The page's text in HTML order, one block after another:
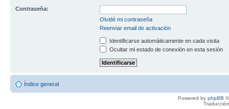
Contraseña:
Olvidé mi contraseña
Reenviar email de activación
Identificarse automáticamente en cada visita
Ocultar mi estado de conexión en esta sesión
Índice general
Powered by phpBB